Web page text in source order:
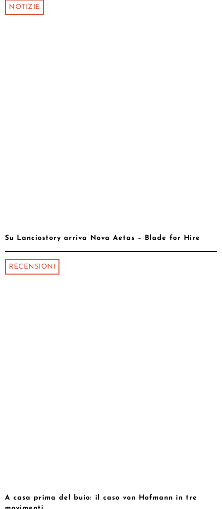
NOTIZIE
Su Lanciostory arriva Nova Aetas – Blade for Hire
RECENSIONI
A casa prima del buio: il caso von Hofmann in tre